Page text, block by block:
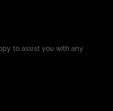
to assist you with any